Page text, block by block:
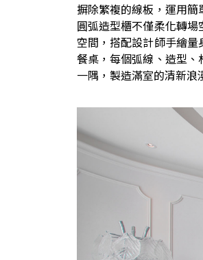
摒除繁複的線板，運用
圓弧造型櫃不僅柔化轉
空間，搭配設計師手繪
餐桌，每個弧線、造型
一隅，製造滿室的清新浪